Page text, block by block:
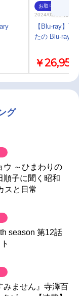
お取り寄せ
2024/02/09 発売
【Blu-ray】
たの Blu-ray
￥26,950
グ
ウ ～ひまわりの
順子に聞く昭和
スと日常
season 第12話
みません』寺澤百